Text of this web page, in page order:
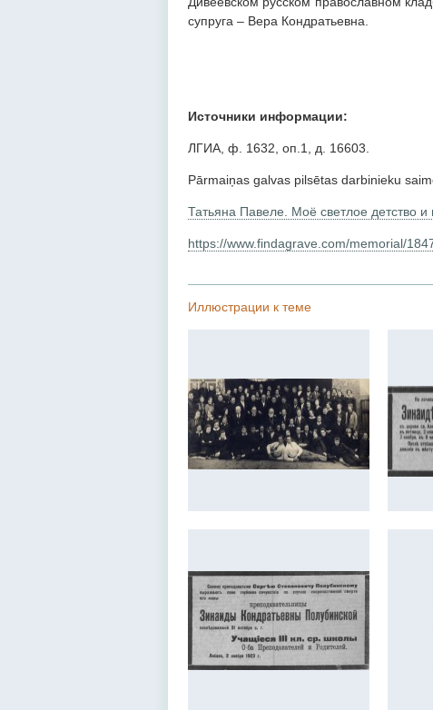
супруга – Вера Кондратьевна.
Источники информации:
ЛГИА, ф. 1632, оп.1, д. 16603.
Pārmaiņas galvas pilsētas darbinieku
Татьяна Павеле. Моё светлое детство
https://www.findagrave.com/memorial/
Иллюстрации к теме